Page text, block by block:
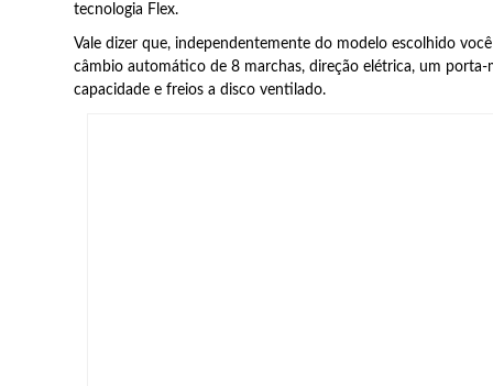
tecnologia Flex.
Vale dizer que, independentemente do modelo escolhido
câmbio automático de 8 marchas, direção elétrica, um porta-
capacidade e freios a disco ventilado.